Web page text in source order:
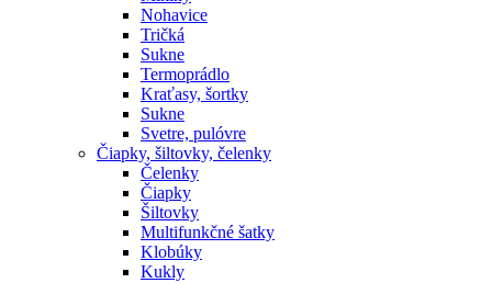
Nohavice
Tričká
Sukne
Termoprádlo
Kraťasy, šortky
Sukne
Svetre, pulóvre
Čiapky, šiltovky, čelenky
Čelenky
Čiapky
Šiltovky
Multifunkčné šatky
Klobúky
Kukly